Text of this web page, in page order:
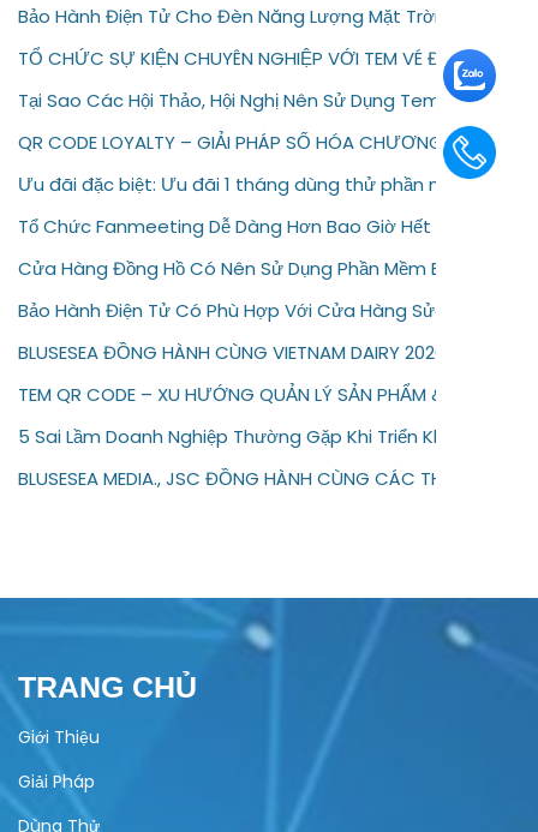
Bảo Hành Điện Tử Cho Đèn Năng Lượng Mặt Trời – Giải
TỔ CHỨC SỰ KIỆN CHUYÊN NGHIỆP VỚI TEM VÉ ĐIỆN TỬ
Tại Sao Các Hội Thảo, Hội Nghị Nên Sử Dụng Tem Vé Điện
QR CODE LOYALTY – GIẢI PHÁP SỐ HÓA CHƯƠNG TRÌNH
Ưu đãi đặc biệt: Ưu đãi 1 tháng dùng thử phần mềm bảo
Tổ Chức Fanmeeting Dễ Dàng Hơn Bao Giờ Hết Với Tem
Cửa Hàng Đồng Hồ Có Nên Sử Dụng Phần Mềm Bảo Hành
Bảo Hành Điện Tử Có Phù Hợp Với Cửa Hàng Sửa Chữa
BLUSESEA ĐỒNG HÀNH CÙNG VIETNAM DAIRY 2026
TEM QR CODE – XU HƯỚNG QUẢN LÝ SẢN PHẨM & BẢO
5 Sai Lầm Doanh Nghiệp Thường Gặp Khi Triển Khai Bảo
BLUSESEA MEDIA., JSC ĐỒNG HÀNH CÙNG CÁC THƯƠNG
TRANG CHỦ
Giới Thiệu
Giải Pháp
Dùng Thử